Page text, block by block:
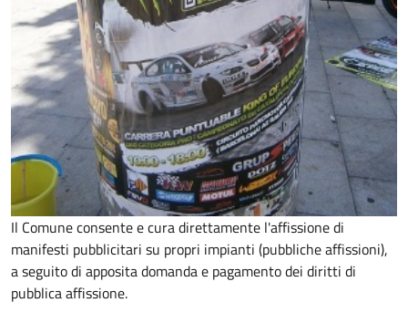
Il Comune consente e cura direttamente l'affissione di
manifesti pubblicitari su propri impianti (pubbliche affissioni),
a seguito di apposita domanda e pagamento dei diritti di
pubblica affissione.